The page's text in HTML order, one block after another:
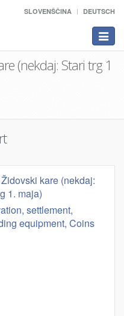
SLOVENŠČINA DEUTSCH
Toggle
(nekdaj: Stari trg 1
kare (nekdaj:
1. maja)
settlement,
equipment, Coins